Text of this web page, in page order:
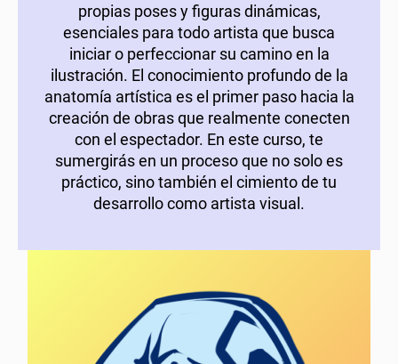
propias poses y figuras dinámicas,
esenciales para todo artista que busca
iniciar o perfeccionar su camino en la
ilustración. El conocimiento profundo de la
anatomía artística es el primer paso hacia la
creación de obras que realmente conecten
con el espectador. En este curso, te
sumergirás en un proceso que no solo es
práctico, sino también el cimiento de tu
desarrollo como artista visual.